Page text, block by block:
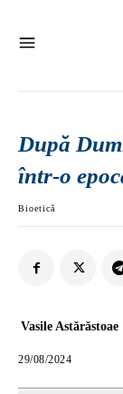
După
într-o
Bioetică
Vasile Astărăstoae
29/08/2024